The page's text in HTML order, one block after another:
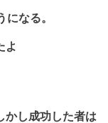
なる。
よ
かし成功した者は